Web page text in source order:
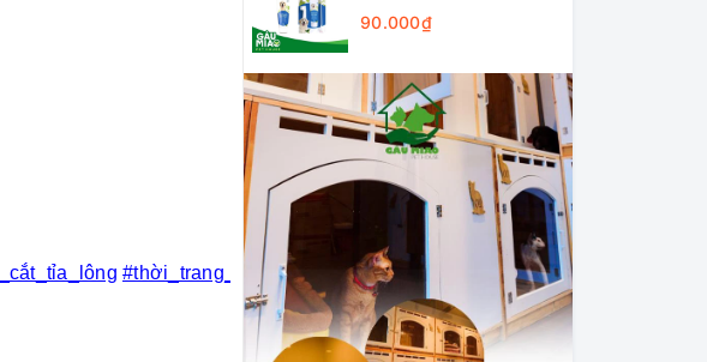
#thời_trang_thú_cưng #khách_sạn_thú_cưng
90.000₫